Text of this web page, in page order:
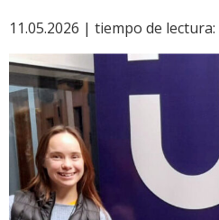
11.05.2026 | tiempo de lectura: